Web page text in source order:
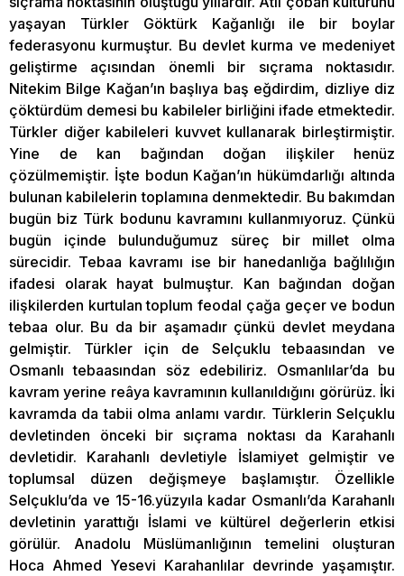
yaşayan Türkler Göktürk Kağanlığı ile bir boylar
federasyonu kurmuştur. Bu devlet kurma ve medeniyet
geliştirme açısından önemli bir sıçrama noktasıdır.
Nitekim Bilge Kağan’ın başlıya baş eğdirdim, dizliye diz
çöktürdüm demesi bu kabileler birliğini ifade etmektedir.
Türkler diğer kabileleri kuvvet kullanarak birleştirmiştir.
Yine de kan bağından doğan ilişkiler henüz
çözülmemiştir. İşte bodun Kağan’ın hükümdarlığı altında
bulunan kabilelerin toplamına denmektedir. Bu bakımdan
bugün biz Türk bodunu kavramını kullanmıyoruz. Çünkü
bugün içinde bulunduğumuz süreç bir millet olma
sürecidir. Tebaa kavramı ise bir hanedanlığa bağlılığın
ifadesi olarak hayat bulmuştur. Kan bağından doğan
ilişkilerden kurtulan toplum feodal çağa geçer ve bodun
tebaa olur. Bu da bir aşamadır çünkü devlet meydana
gelmiştir. Türkler için de Selçuklu tebaasından ve
Osmanlı tebaasından söz edebiliriz. Osmanlılar’da bu
kavram yerine reâya kavramının kullanıldığını görürüz. İki
kavramda da tabii olma anlamı vardır. Türklerin Selçuklu
devletinden önceki bir sıçrama noktası da Karahanlı
devletidir. Karahanlı devletiyle İslamiyet gelmiştir ve
toplumsal düzen değişmeye başlamıştır. Özellikle
Selçuklu’da ve 15-16.yüzyıla kadar Osmanlı’da Karahanlı
devletinin yarattığı İslami ve kültürel değerlerin etkisi
görülür. Anadolu Müslümanlığının temelini oluşturan
Hoca Ahmed Yesevi Karahanlılar devrinde yaşamıştır.